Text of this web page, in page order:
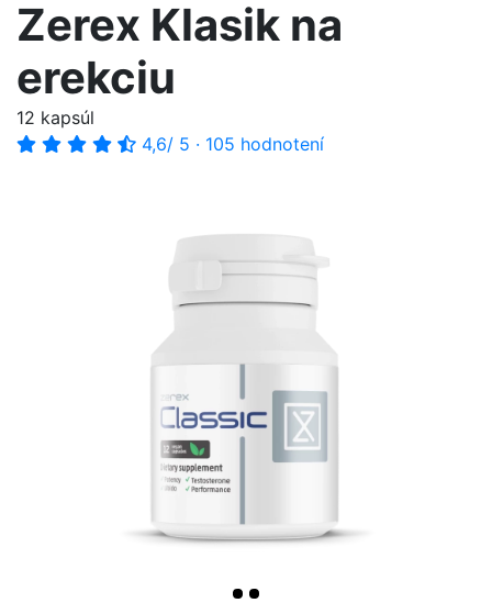
Zerex Klasik na
erekciu
12 kapsúl
4,6/ 5 · 105 hodnotení